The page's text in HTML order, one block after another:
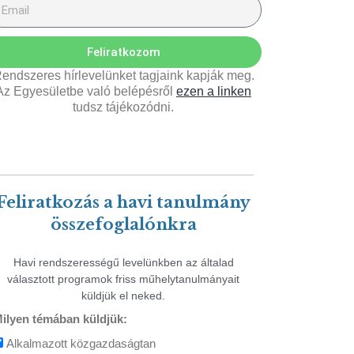
Feliratkozom
hírlevelünket tagjaink kapják meg.
Egyesületbe való belépésről ezen a linken
tudsz tájékozódni.
a havi tanulmány
összefoglalónkra
Havi rendszerességű levelünkben az általad
választott programok friss műhelytanulmányait
küldjük el neked.
témában küldjük:
Alkalmazott közgazdaságtan